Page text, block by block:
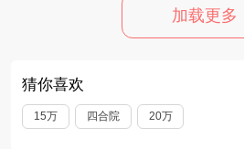
加载更多
猜你喜欢
15万 四合院 20万